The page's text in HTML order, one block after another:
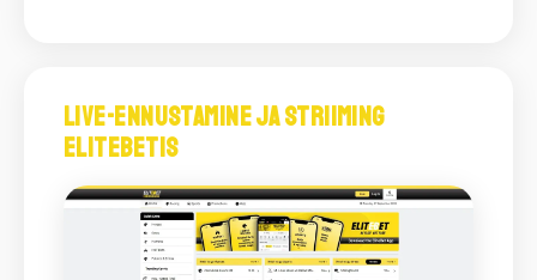
Live-ennustamine ja striiming
EliteBetis